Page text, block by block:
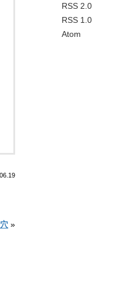
»
RSS 2.0
RSS 1.0
Atom